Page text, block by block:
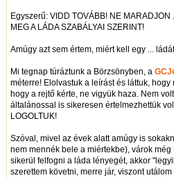
Egyszerű: VIDD TOVÁBB! NE MARADJON
MEG A LÁDA SZABÁLYAI SZERINT!
Amúgy azt sem értem, miért kell egy ...
Mi tegnap túráztunk a Börzsönyben, a
méterre! Elolvastuk a leírást és láttuk,
hogy a rejtő kérte, ne vigyük haza. Nem
általánossal is sikeresen értelmezhettük
LOGOLTUK!
Szóval, mivel az évek alatt amúgy is
nem mennék bele a miértekbe), várok
sikerül felfogni a láda lényegét, akkor
szerettem követni, merre jár, viszont